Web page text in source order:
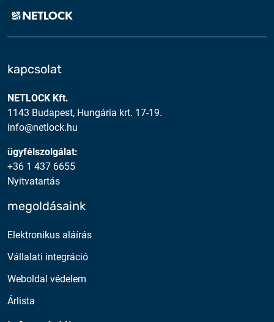
kapcsolat
NETLOCK Kft.
1143 Budapest, Hungária krt. 17-19.
info@netlock.hu
ügyfélszolgálat:
+36 1 437 6655
Nyitvatartás
megoldásaink
Elektronikus aláírás
Vállalati integráció
Weboldal védelem
Árlista